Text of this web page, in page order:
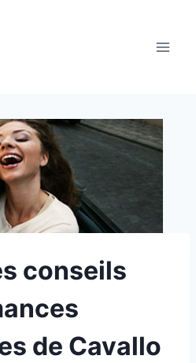
conseils
de Cavallo